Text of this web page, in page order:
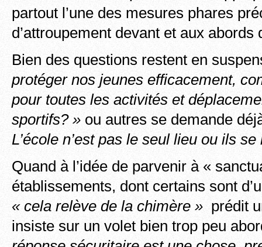
partout l’une des mesures phares
d’attroupement devant et aux
Bien des questions restent en
protéger nos jeunes efficacement,
pour toutes les activités et
sportifs? » ou autres se demande
L’école n’est pas le seul lieu ou ils
Quand à l’idée de parvenir à «
établissements, dont certains sont
« cela relève de la chimère » prédit
insiste sur un volet bien trop peu